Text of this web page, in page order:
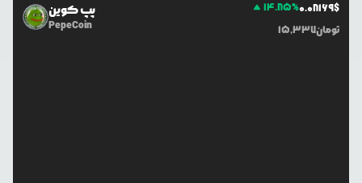
پپ کوین
PepeCoin
14.85%0.08169$
15,337تومان